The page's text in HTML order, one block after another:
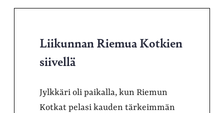
Liikunnan Riemua Kotkien
siivellä
Jylkkäri oli paikalla, kun Riemun
Kotkat pelasi kauden tärkeimmän